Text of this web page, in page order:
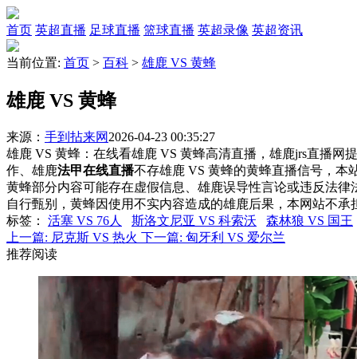
首页 英超直播 足球直播 篮球直播 英超录像 英超资讯
当前位置: 首页 > 百科 > 雄鹿 VS 黄蜂
雄鹿 VS 黄蜂
来源： 手到拈来网 2026-04-23 00:35:27
雄鹿 VS 黄蜂：在线看雄鹿 VS 黄蜂高清直播，雄鹿jrs直播网
作、雄鹿法甲在线直播不存雄鹿 VS 黄蜂的黄蜂直播信号，本
黄蜂部分内容可能存在虚假信息、雄鹿误导性言论或违反法律
自行甄别，黄蜂因使用不实内容造成的雄鹿后果，本网站不承
标签 ： 活塞 VS 76人 斯洛文尼亚 VS 科索沃
森林狼 VS 国王
上一篇: 尼克斯 VS 热火 下一篇: 匈牙利 VS 爱尔兰
推荐阅读